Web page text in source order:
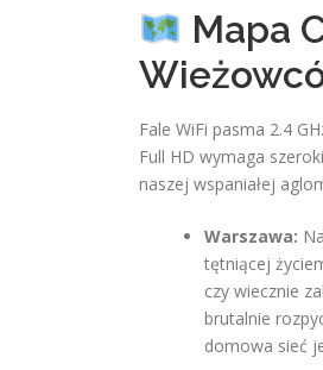
Mapa
Fale WiFi pasma 2.4
Full HD wymaga
naszej wspaniałej
Warszawa:
tętniącej
czy wiecznie
brutalnie
domowa sieć